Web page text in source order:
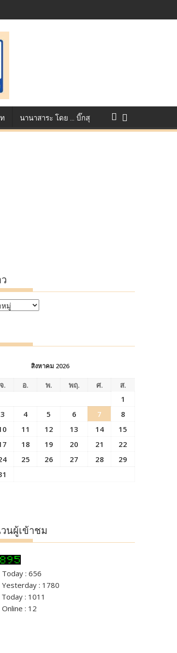
2026 :
นานาสาระ โดย … บิ๊กสุ
สิงหาคม 2026
จ. อ. พ. พฤ. ศ.
ส.
1
3 4 5 6 7
8
11 12 13 14
15
18 19 20 21
22
25 26 27 28
29
นผู้เข้าชม
: 656
: 1780
: 1011
: 12